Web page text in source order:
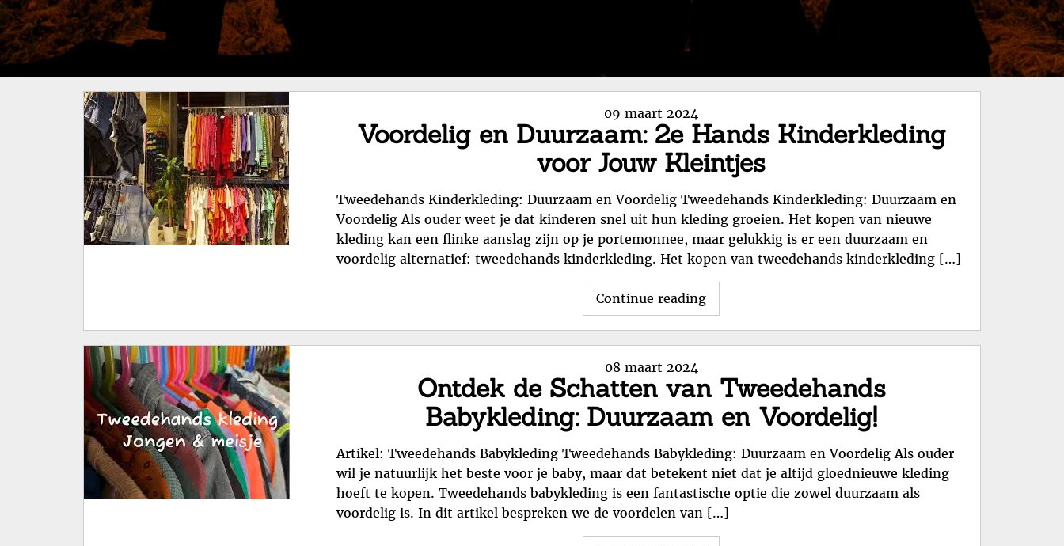
Posted
on
09 maart 2024
Voordelig en Duurzaam: 2e Hands Kinderkleding
voor Jouw Kleintjes
Tweedehands Kinderkleding: Duurzaam en Voordelig Tweedehands Kinderkleding: Duurzaam en
Voordelig Als ouder weet je dat kinderen snel uit hun kleding groeien. Het kopen van nieuwe
kleding kan een flinke aanslag zijn op je portemonnee, maar gelukkig is er een duurzaam en
voordelig alternatief: tweedehands kinderkleding. Het kopen van tweedehands kinderkleding […]
Continue reading"Voordelig
en
Hands
Kinderkleding
voor
Kleintjes"
Posted
on
08 maart 2024
Ontdek de Schatten van Tweedehands
Babykleding: Duurzaam en Voordelig!
Artikel: Tweedehands Babykleding Tweedehands Babykleding: Duurzaam en Voordelig Als ouder
wil je natuurlijk het beste voor je baby, maar dat betekent niet dat je altijd gloednieuwe kleding
hoeft te kopen. Tweedehands babykleding is een fantastische optie die zowel duurzaam als
voordelig is. In dit artikel bespreken we de voordelen van […]